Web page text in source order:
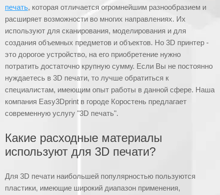
печать, которая отличается огромнейшим разнообразием и
расширяет возможности во многих направлениях. Их
используют для сканирования, моделирования и для
создания объемных предметов и объектов. Но 3D принтер -
это дорогое устройство, на его приобретение нужно
потратить достаточно крупную сумму. Если Вы не постоянно
нуждаетесь в 3D печати, то лучше обратиться к
специалистам, имеющим опыт работы в данной сфере. Наша
компания Easy3Dprint в городе Коростень предлагает
современную услугу "3D печать".
Какие расходные материалы
используют для 3D печати?
Для 3D печати наибольшей популярностью пользуются
пластики, имеющие широкий диапазон применения,